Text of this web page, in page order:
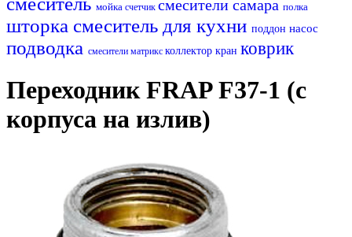
мойка счетчик смесители самара полка
шторка смеситель для кухни поддон насос
подводка смесители матрикс коллектор кран коврик
Переходник FRAP F37-1 (с
корпуса на излив)